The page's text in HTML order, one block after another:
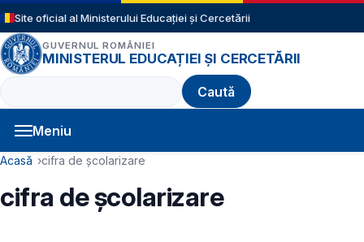
Sari la conținutul principal
Site oficial al Ministerului Educației și Cercetării
GUVERNUL ROMÂNIEI
MINISTERUL EDUCAȚIEI ȘI CERCETĂRII
Caută
Meniu
Navigație principală
Cale de navigare
Acasă cifra de școlarizare
cifra de școlarizare